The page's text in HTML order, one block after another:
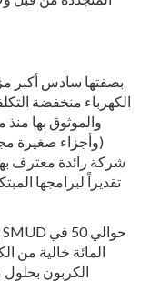
بصفتها سادس أكبر
(وأجزاء صغيرة
تقديراً لبرامجها
المائة خالية من